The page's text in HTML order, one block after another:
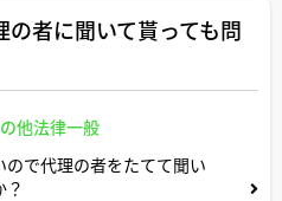
者に聞いて貰っても問
他法律一般
で代理の者をたてて聞い